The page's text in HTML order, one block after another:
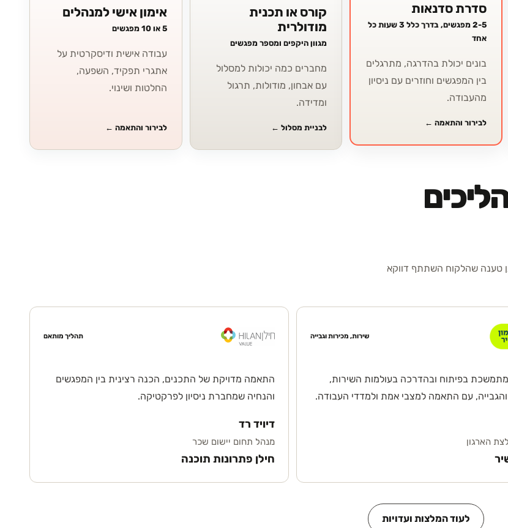
סדרת סדנאות
2-5 מפגשים, בדרך כלל 3 שעות כל
אחד
בונים יכולת בהדרגה, מתרגלים
בין המפגשים וחוזרים עם ניסיון
מהעבודה.
לבירור והתאמה ←
קורס או תכנית
מודולרית
מגוון היקפים ומספר מפגשים
מחברים כמה יכולות למסלול
עם אבחון, מודולות, תרגול
ומדידה.
לבניית מסלול←
אימון אישי למנהלים
5 או 10 מפגשים
עבודה אישית ודיסקרטית על
אתגרי תפקיד, השפעה,
החלטות ושינוי.
לבירור והתאמה ←
טענה שהלקוח השתתף דווקא
שירות, מכירות וגבייה
בפיתוח ובהדרכה בעולמות השירות,
עם התאמה למצבי אמת ולמדדי העבודה.
הארגון
תהליך מותאם
התאמה מדויקת של התכנים, הכנה רצינית בין המפגשים
והנחיה שמחברת ניסיון לפרקטיקה.
דיויד רד
מנהל תחום יישום שכר
חילן פתרונות תוכנה
לעוד המלצות ועדויות